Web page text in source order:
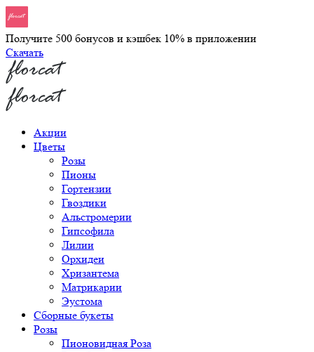
Получите 500 бонусов и кэшбек 10% в приложении
Скачать
Акции
Цветы
Розы
Пионы
Гортензии
Гвоздики
Альстромерии
Гипсофила
Лилии
Орхидеи
Хризантема
Матрикарии
Эустома
Сборные букеты
Розы
Пионовидная Роза